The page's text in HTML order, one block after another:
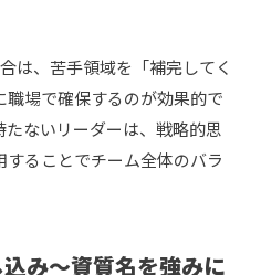
は、苦手領域を「補完してく
場で確保するのが効果的で
ないリーダーは、戦略的思
ることでチーム全体のバラ
み〜資質名を強みに